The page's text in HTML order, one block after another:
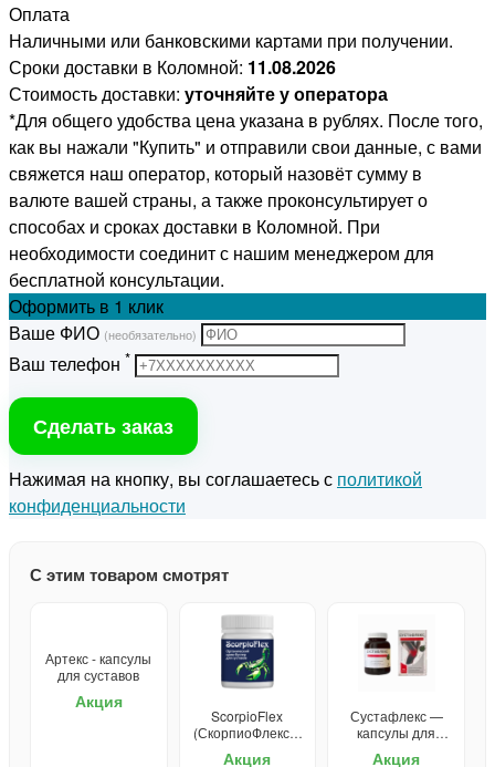
Оплата
Наличными или банковскими картами при получении.
Сроки доставки в Коломной: 11.08.2026
Стоимость доставки: уточняйте у оператора
*Для общего удобства цена указана в рублях. После того,
как вы нажали "Купить" и отправили свои данные, с вами
свяжется наш оператор, который назовёт сумму в
валюте вашей страны, а также проконсультирует о
способах и сроках доставки в Коломной. При
необходимости соединит с нашим менеджером для
бесплатной консультации.
Оформить в 1 клик
Ваше ФИО (необязательно)
Ваш телефон *
Сделать заказ
Нажимая на кнопку, вы соглашаетесь с политикой
конфиденциальности
С этим товаром смотрят
Артекс - капсулы
для суставов
Акция
ScorpioFlex
(СкорпиоФлекс) -
Акция
Сустафлекс —
капсулы для
Акция